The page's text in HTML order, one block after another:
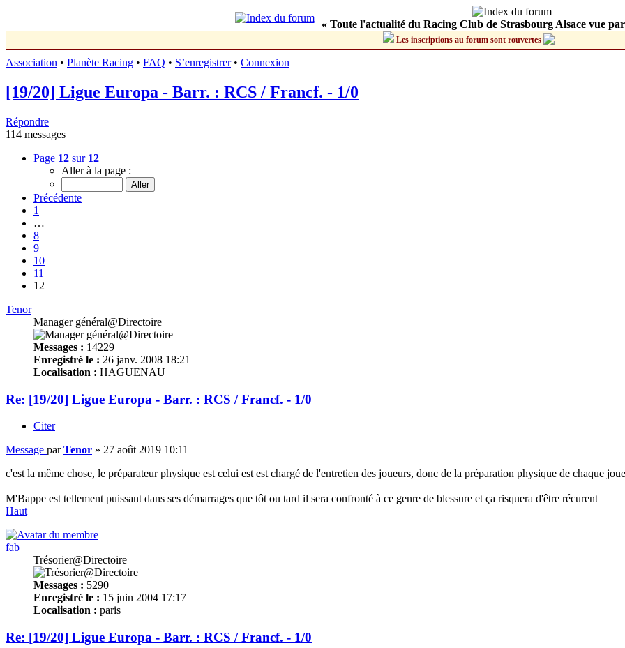
« Toute l'actualité du Racing Club de Strasbourg Alsace vue
Les inscriptions au forum sont rouvertes
Association • Planète Racing • FAQ • S’enregistrer• Connexion
[19/20] Ligue Europa - Barr. : RCS / Francf. - 1/0
Répondre
114 messages
Page 12 sur 12
Aller à la page :
Précédente
1
…
8
9
10
11
12
Tenor
Manager général@Directoire
Messages : 14229
Enregistré le : 26 janv. 2008 18:21
Localisation : HAGUENAU
Re: [19/20] Ligue Europa - Barr. : RCS / Francf. - 1/0
Citer
Message parTenor » 27 août 2019 10:11
c'est la même chose, le préparateur physique est celui est est chargé de l'entretien des joueurs, donc de la préparation physique de chaque
M'Bappe est tellement puissant dans ses démarrages que tôt ou tard il sera confronté à ce genre de blessure et ça risquera d'être récurent
Haut
fab
Trésorier@Directoire
Messages : 5290
Enregistré le : 15 juin 2004 17:17
Localisation : paris
Re: [19/20] Ligue Europa - Barr. : RCS / Francf. - 1/0